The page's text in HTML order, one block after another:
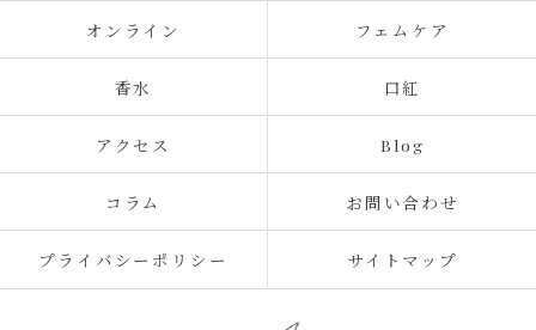
オンライン フェムケア
香水 口紅
アクセス Blog
コラム お問い合わせ
プライバシーポリシー サイトマップ